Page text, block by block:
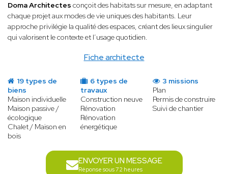
Fiche architecte
Doma Architectes conçoit des habitats sur mesure, en adaptant
chaque projet aux modes de vie uniques des habitants. Leur
approche privilégie la qualité des espaces, créant des lieux singulier
qui valorisent le contexte et l’usage quotidien.
19 types de
biens
Maison individuelle
Maison passive /
écologique
Chalet / Maison en
bois
6 types de
travaux
Construction neuve
Rénovation
Rénovation
énergétique
3 missions
Plan
Permis de construire
Suivi de chantier
ENVOYER UN MESSAGE
Réponse sous 72 heures